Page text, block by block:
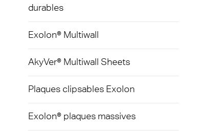
durables
Exolon® Multiwall
AkyVer® Multiwall Sheets
Plaques clipsables Exolon
Exolon® plaques massives